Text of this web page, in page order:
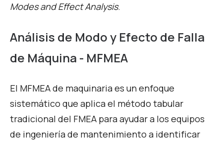
Modes and Effect Analysis.
Análisis de Modo y Efecto de Falla
de Máquina - MFMEA
El MFMEA de maquinaria es un enfoque
sistemático que aplica el método tabular
tradicional del FMEA para ayudar a los equipos
de ingeniería de mantenimiento a identificar